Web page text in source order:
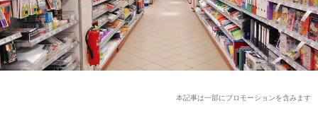
本記事は一部にプロモーションを含みます